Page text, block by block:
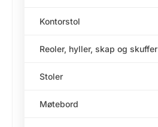
Kontorstol
Reoler, hyller, skap og skuffer
Stoler
Møtebord